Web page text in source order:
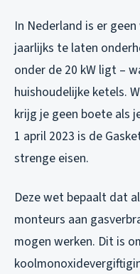
In Nederland is er
jaarlijks te laten
onder de 20 kW ligt –
huishoudelijke ketels.
krijg je geen boete als
1 april 2023 is de
strenge eisen.
Deze wet bepaalt dat
monteurs aan
mogen werken. Dit is